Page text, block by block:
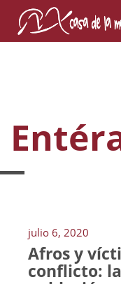
julio 6, 2020
Afros y
conflicto: